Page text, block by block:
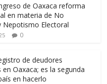
de Oaxaca reforma
en materia de No
Nepotismo Electoral
0
de deudores
Oaxaca; es la segunda
en hacerlo